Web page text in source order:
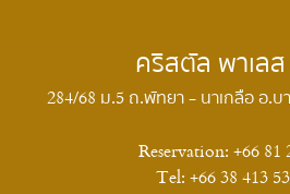
คริสตัล พาเล
284/68 ม.5 ถ.พัทยา - นาเกลือ อ.บ
Reservation: +66 81
Tel: +66 38 413